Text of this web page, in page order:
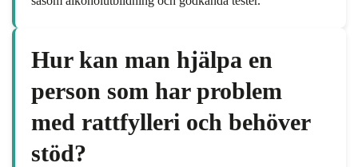
Hur kan man hjälpa en
person som har problem
med rattfylleri och behöver
stöd?